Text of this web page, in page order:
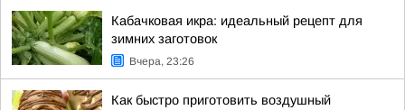
Кабачковая икра: идеальный рецепт для
зимних заготовок
Вчера, 23:26
Как быстро приготовить воздушный